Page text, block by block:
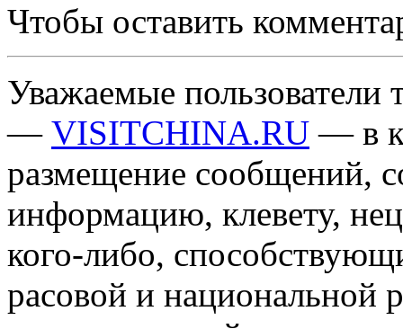
Чтобы оставить
Уважаемые пользователи
— VISITCHINA.RU — в
размещение сообщений,
информацию, клевету,
кого-либо,
расовой и национальной